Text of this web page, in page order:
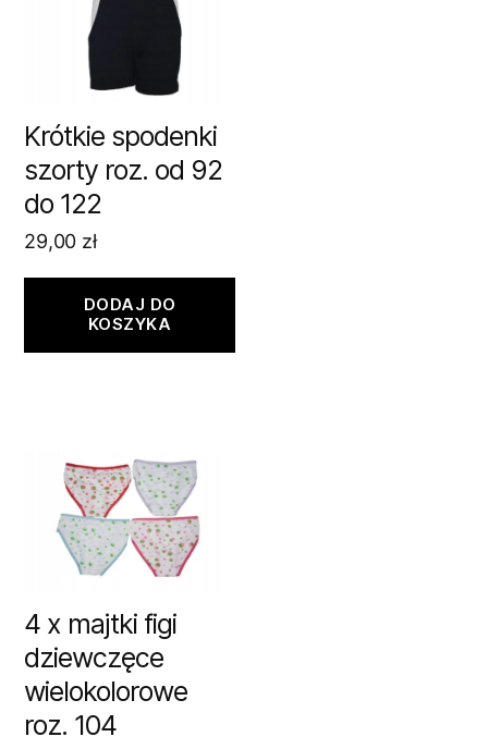
Krótkie spodenki
szorty roz. od 92
do 122
29,00 zł
DODAJ DO
KOSZYKA
4 x majtki figi
dziewczęce
wielokolorowe
roz. 104